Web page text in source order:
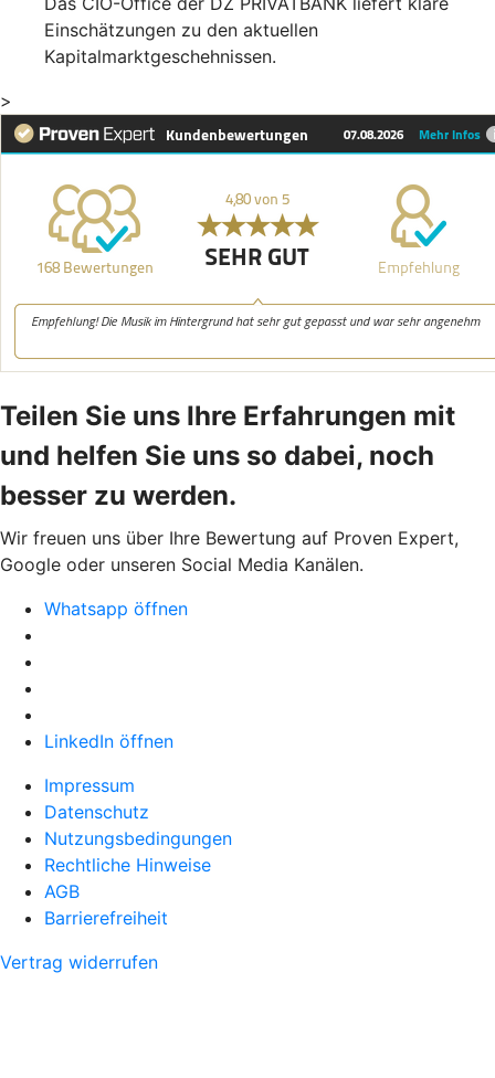
Einschätzungen zu den aktuellen
Kapitalmarktgeschehnissen.
>
Teilen Sie uns Ihre Erfahrungen mit
und helfen Sie uns so dabei, noch
besser zu werden.
Wir freuen uns über Ihre Bewertung auf Proven Expert,
Google oder unseren Social Media Kanälen.
Whatsapp öffnen
LinkedIn öffnen
Impressum
Datenschutz
Nutzungsbedingungen
Rechtliche Hinweise
AGB
Barrierefreiheit
Vertrag widerrufen